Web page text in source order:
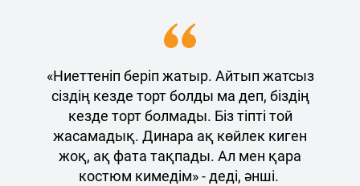
«Ниеттеніп беріп жатыр. Айтып жатсыз
сіздің кезде торт болды ма деп, біздің
кезде торт болмады. Біз тіпті той
жасамадық. Динара ақ көйлек киген
жоқ, ақ фата тақпады. Ал мен қара
костюм кимедім» - деді, әнші.